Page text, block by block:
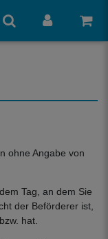
ohne Angabe von
Tag, an dem Sie
der Beförderer ist,
hat.